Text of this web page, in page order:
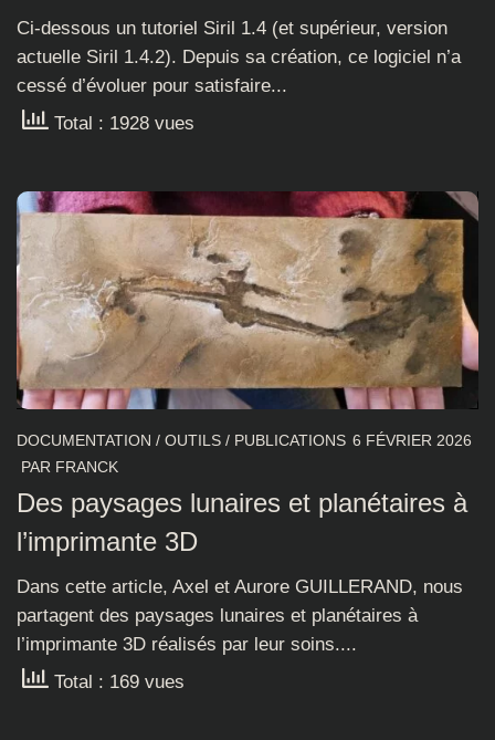
Ci-dessous un tutoriel Siril 1.4 (et supérieur, version
actuelle Siril 1.4.2). Depuis sa création, ce logiciel n’a
cessé d’évoluer pour satisfaire...
Total : 1928 vues
DOCUMENTATION / OUTILS / PUBLICATIONS 6 FÉVRIER 2026
PAR FRANCK
Des paysages lunaires et planétaires à
l’imprimante 3D
Dans cette article, Axel et Aurore GUILLERAND, nous
partagent des paysages lunaires et planétaires à
l’imprimante 3D réalisés par leur soins....
Total : 169 vues